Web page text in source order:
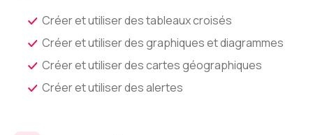
Créer et utiliser des tableaux croisés
Créer et utiliser des graphiques et diagrammes
Créer et utiliser des cartes géographiques
Créer et utiliser des alertes